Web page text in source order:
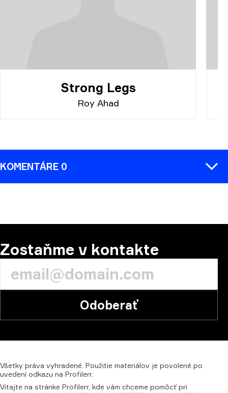
Strong Legs
Roy Ahad
KOMENTÁRE 0
Zostaňme v kontakte
Odoberať
Všetky práva vyhradené. Použitie materiálov je povolené po
uvedení odkazu na Profilerr.
Vitajte na stránke Profilerr, kde vám chceme pomôcť pri